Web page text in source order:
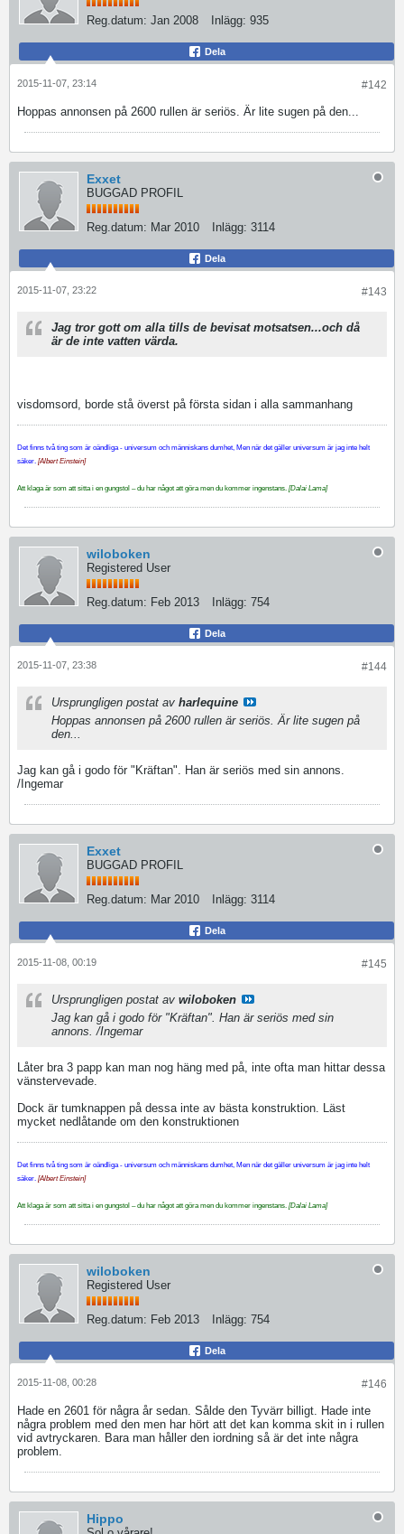
Reg.datum: Jan 2008 Inlägg: 935
Dela
#142
2015-11-07, 23:14
Hoppas annonsen på 2600 rullen är seriös. Är lite sugen på den...
Exxet
BUGGAD PROFIL
Reg.datum: Mar 2010 Inlägg: 3114
Dela
#143
2015-11-07, 23:22
Jag tror gott om alla tills de bevisat motsatsen...och då
är de inte vatten värda.
visdomsord, borde stå överst på första sidan i alla sammanhang
Det finns två ting som är oändliga - universum och människans dumhet, Men när det gäller universum är jag inte helt
säker. [Albert Einstein]
Att klaga är som att sitta i en gungstol – du har något att göra men du kommer ingenstans. [Dalai Lama]
wiloboken
Registered User
Reg.datum: Feb 2013 Inlägg: 754
Dela
#144
2015-11-07, 23:38
Ursprungligen postat av harlequine
Hoppas annonsen på 2600 rullen är seriös. Är lite sugen på
den...
Jag kan gå i godo för "Kräftan". Han är seriös med sin annons.
/Ingemar
Exxet
BUGGAD PROFIL
Reg.datum: Mar 2010 Inlägg: 3114
Dela
#145
2015-11-08, 00:19
Ursprungligen postat av wiloboken
Jag kan gå i godo för "Kräftan". Han är seriös med sin
annons. /Ingemar
Låter bra 3 papp kan man nog häng med på, inte ofta man hittar dessa
vänstervevade.
Dock är tumknappen på dessa inte av bästa konstruktion. Läst
mycket nedlåtande om den konstruktionen
Det finns två ting som är oändliga - universum och människans dumhet, Men när det gäller universum är jag inte helt
säker. [Albert Einstein]
Att klaga är som att sitta i en gungstol – du har något att göra men du kommer ingenstans. [Dalai Lama]
wiloboken
Registered User
Reg.datum: Feb 2013 Inlägg: 754
Dela
#146
2015-11-08, 00:28
Hade en 2601 för några år sedan. Sålde den Tyvärr billigt. Hade inte
några problem med den men har hört att det kan komma skit in i rullen
vid avtryckaren. Bara man håller den iordning så är det inte några
problem.
Hippo